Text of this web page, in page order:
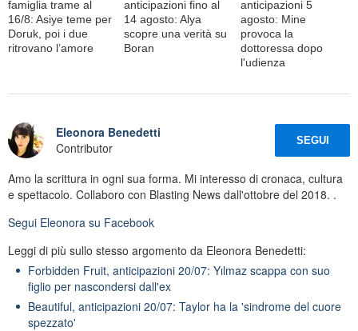
famiglia trame al
16/8: Asiye teme per
Doruk, poi i due
ritrovano l’amore
anticipazioni fino al
14 agosto: Alya
scopre una verità su
Boran
anticipazioni 5
agosto: Mine
provoca la
dottoressa dopo
l'udienza
Eleonora Benedetti
Contributor
SEGUI
Amo la scrittura in ogni sua forma. Mi interesso di cronaca, cultura
e spettacolo. Collaboro con Blasting News dall'ottobre del 2018. .
Segui Eleonora su Facebook
Leggi di più sullo stesso argomento da Eleonora Benedetti:
Forbidden Fruit, anticipazioni 20/07: Yılmaz scappa con suo
figlio per nascondersi dall'ex
Beautiful, anticipazioni 20/07: Taylor ha la 'sindrome del cuore
spezzato'